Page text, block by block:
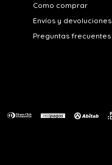
Como comprar
Envíos y devoluciones
Preguntas frecuentes